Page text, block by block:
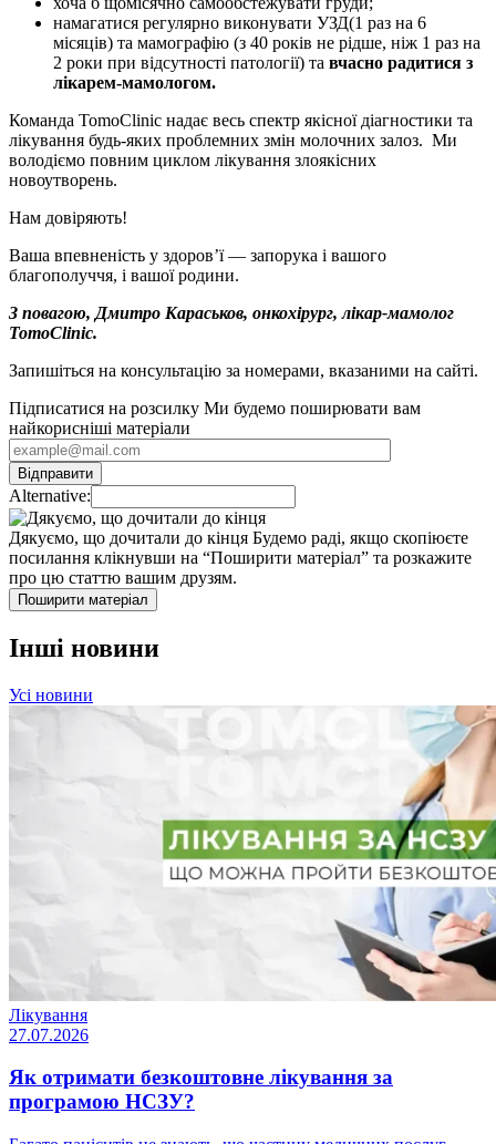
намагатися регулярно виконувати УЗД(1 раз на 6
місяців) та мамографію (з 40 років не рідше, ніж 1 раз на
2 роки при відсутності патології) та вчасно радитися з
лікарем-мамологом.
Команда TomoClinic надає весь спектр якісної діагностики та
лікування будь-яких проблемних змін молочних залоз. Ми
володіємо повним циклом лікування злоякісних
новоутворень.
Нам довіряють!
Ваша впевненість у здоров’ї — запорука і вашого
благополуччя, і вашої родини.
З повагою, Дмитро Караськов, онкохірург, лікар-мамолог
TomoClinic.
Запишіться на консультацію за номерами, вказаними на сайті.
Підписатися на розсилку Ми будемо поширювати вам
найкорисніші матеріали
Alternative:
Дякуємо, що дочитали до кінця Будемо раді, якщо скопіюєте
посилання клікнувши на “Поширити матеріал” та розкажите
про цю статтю вашим друзям.
Поширити матеріал
Інші новини
Усі новини
Лікування
27.07.2026
Як отримати безкоштовне лікування за
програмою НСЗУ?